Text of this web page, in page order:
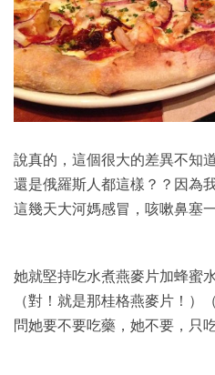
說真的，這個很大的差異不知
還是俄羅斯人都這樣？？因
這幾天大河媽感冒，咳嗽鼻塞
她就堅持吃水煮燕麥片加蜂蜜
（對！就是那桂格燕麥片！）
問她要不要吃藥，她不要，只